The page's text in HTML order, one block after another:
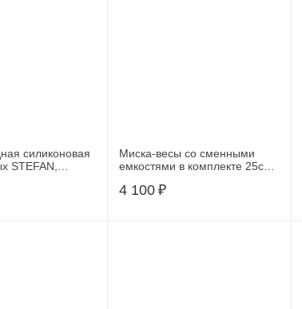
силиконовая
STEFAN,
Миска-весы со сменными
емкостями в комплекте 25см,
4 100 ₽